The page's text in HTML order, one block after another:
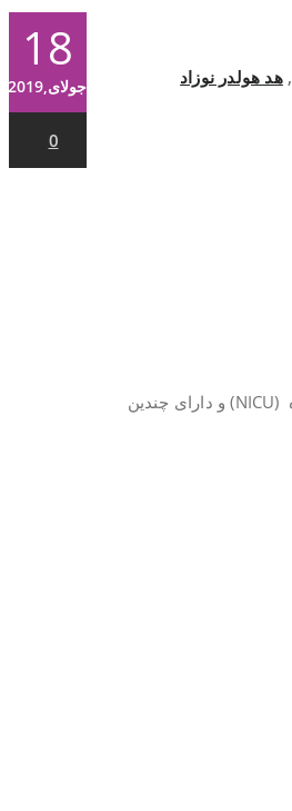
18
جولای,2019
0
,هد هولدر نوزاد
هدهولدرهای تولیدی شرکت راهیان سلامت طب البرز با برند RASATEB ، دارای بدنه بسیار محکم، دارای هولدر قابل تنظیم و قابل فیکس شدن سر نوزاد در مراقبتهای ویژه (NICU) و دارای چندین